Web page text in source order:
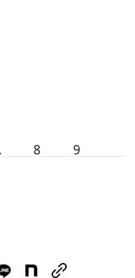
8 9